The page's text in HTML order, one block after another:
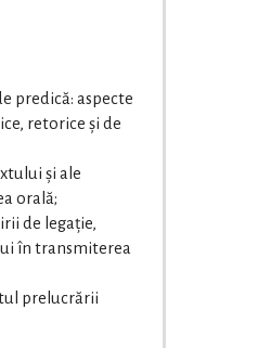
predică: aspecte
retorice și de
și ale
orală;
de legație,
în transmiterea
prelucrării